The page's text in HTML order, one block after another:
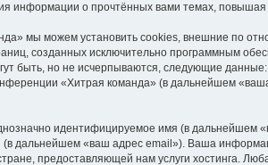
информации о прочтённых вами темах,
мы можем установить cookies, внешние по
созданных исключительно программным
быть, но не исчерпываются, следующие
«Хитрая команда» (в дальнейшем
идентифицируемое имя (в
дальнейшем «ваш адрес email»). Ваша
предоставляющей нам услуги хостинга.